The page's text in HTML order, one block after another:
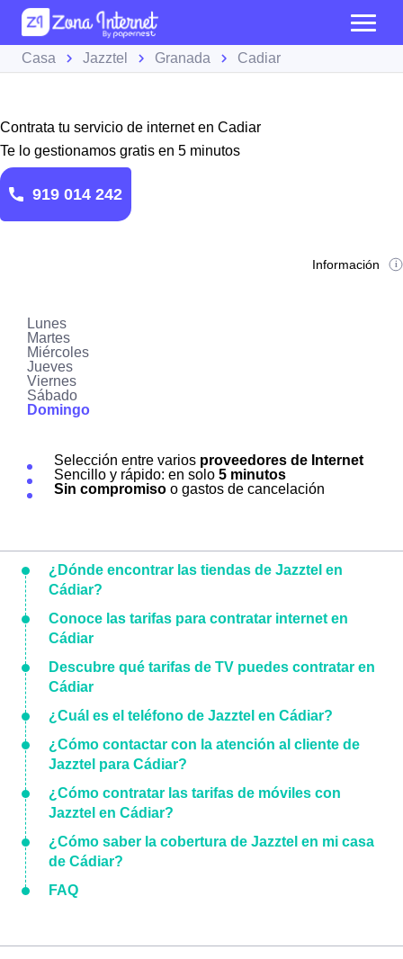
Casa Jazztel Granada Cadiar
Contrata tu servicio de internet en Cadiar
Te lo gestionamos gratis en 5 minutos
919 014 242
Información
Lunes
Martes
Miércoles
Jueves
Viernes
Sábado
Domingo
Selección entre varios proveedores de Internet
Sencillo y rápido: en solo 5 minutos
Sin compromiso o gastos de cancelación
¿Dónde encontrar las tiendas de Jazztel en
Cádiar?
Conoce las tarifas para contratar internet en
Cádiar
Descubre qué tarifas de TV puedes contratar en
Cádiar
¿Cuál es el teléfono de Jazztel en Cádiar?
¿Cómo contactar con la atención al cliente de
Jazztel para Cádiar?
¿Cómo contratar las tarifas de móviles con
Jazztel en Cádiar?
¿Cómo saber la cobertura de Jazztel en mi casa
de Cádiar?
FAQ